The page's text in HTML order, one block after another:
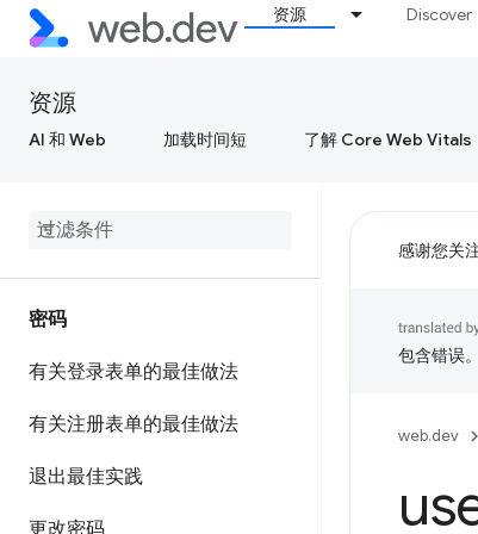
资源 Discover
资源
AI 和 Web 加载时间短 了解 Core Web Vitals
密码
有关登录表单的最佳做法
有关注册表单的最佳做法
退出最佳实践
更改密码
感谢您关
包含错误。
web.dev